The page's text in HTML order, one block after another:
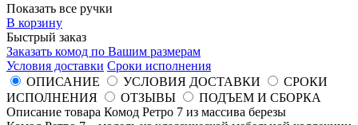
Показать все ручки
В корзину
Быстрый заказ
Заказать комод по Вашим размерам
Условия доставки Сроки исполнения
ОПИСАНИЕ
УСЛОВИЯ ДОСТАВКИ
СРОКИ
ИСПОЛНЕНИЯ
ОТЗЫВЫ
ПОДЪЕМ И СБОРКА
Описание товара Комод Ретро 7 из массива березы